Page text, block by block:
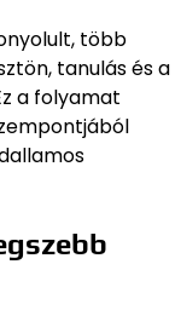
több
tanulás és a
a folyamat